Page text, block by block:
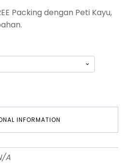
Packing dengan Peti Kayu,
INFORMATION
A